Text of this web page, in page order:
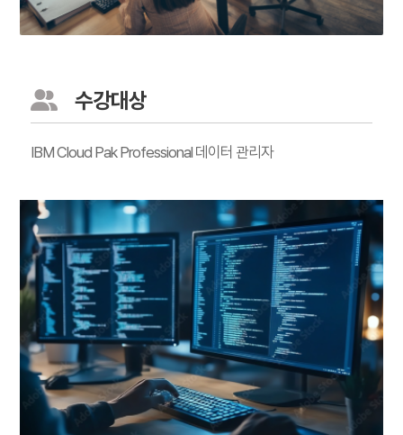
수강대상
IBM Cloud Pak Professional 데이터 관리자